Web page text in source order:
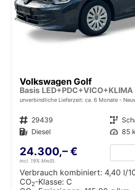
Volkswagen Golf
Basis LED+PDC+VICO+KLIMA
unverbindliche Lieferzeit: ca. 6 Monate
Fahrzeugnr. 29439 Getriebe
Kraftstoff Diesel Leistung 85
24.300,– €
incl. 19% MwSt.
Verbrauch kombiniert: 4,40 l/
CO2-Klasse: C